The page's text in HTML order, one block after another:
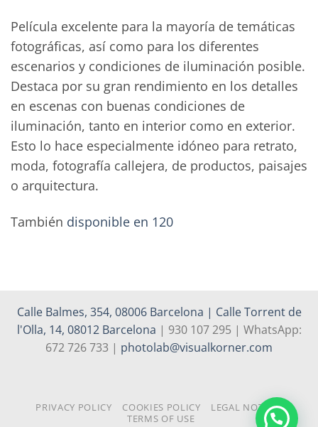
Película excelente para la mayoría de temáticas
fotográficas, así como para los diferentes
escenarios y condiciones de iluminación posible.
Destaca por su gran rendimiento en los detalles
en escenas con buenas condiciones de
iluminación, tanto en interior como en exterior.
Esto lo hace especialmente idóneo para retrato,
moda, fotografía callejera, de productos, paisajes
o arquitectura.
También disponible en 120
Calle Balmes, 354, 08006 Barcelona | Calle Torrent de
l'Olla, 14, 08012 Barcelona | 930 107 295 | WhatsApp:
672 726 733 | photolab@visualkorner.com
PRIVACY POLICY COOKIES POLICY
LEGAL NOTICE
TERMS OF USE